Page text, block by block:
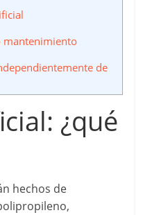
mantenimiento
de
¿qué
hechos de